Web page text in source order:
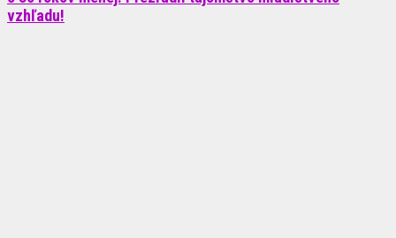
vzhľadu!